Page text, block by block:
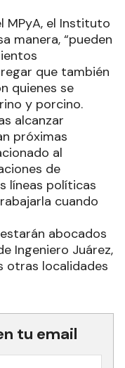
MPyA, el Instituto
manera, “pueden
que también
quienes se
y porcino.
alcanzar
próximas
al
de
líneas políticas
cuando
abocados
Ingeniero Juárez,
otras localidades
tu email